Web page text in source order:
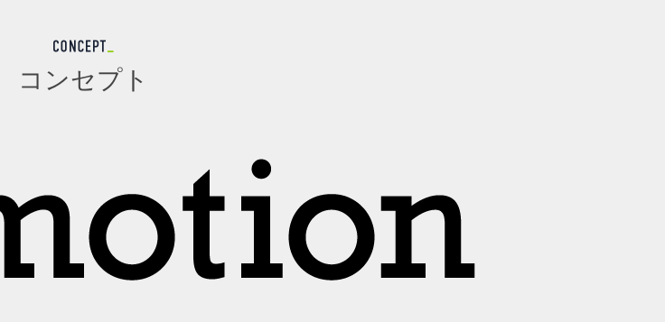
コンセプト